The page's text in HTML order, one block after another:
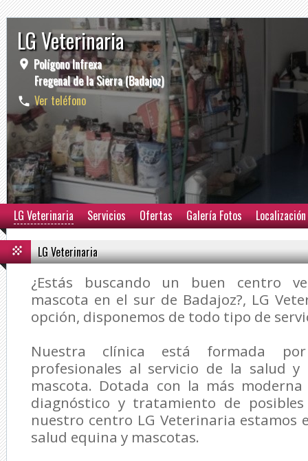
LG Veterinaria
Polígono Infrexa
Fregenal de la Sierra (Badajoz)
Ver teléfono
LG Veterinaria Servicios Ofertas Galería Fotos Localización
LG Veterinaria
¿Estás buscando un buen centro
mascota en el sur de Badajoz?, LG
opción, disponemos de todo tipo de
Nuestra clínica está formada
profesionales al servicio de la salud
mascota. Dotada con la más
diagnóstico y tratamiento de posibles
nuestro centro LG Veterinaria estamos
salud equina y mascotas.